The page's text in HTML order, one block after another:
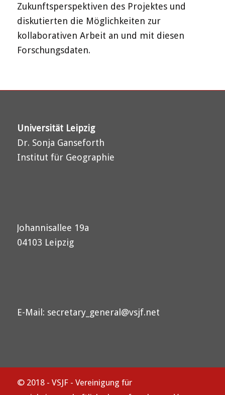
Zukunftsperspektiven des Projektes und
diskutierten die Möglichkeiten zur
kollaborativen Arbeit an und mit diesen
Forschungsdaten.
Universität Leipzig
Dr. Sonja Ganseforth
Institut für Geographie
Johannisallee 19a
04103 Leipzig
E-Mail: secretary_general@vsjf.net
© 2018 - VSJF - Vereinigung für